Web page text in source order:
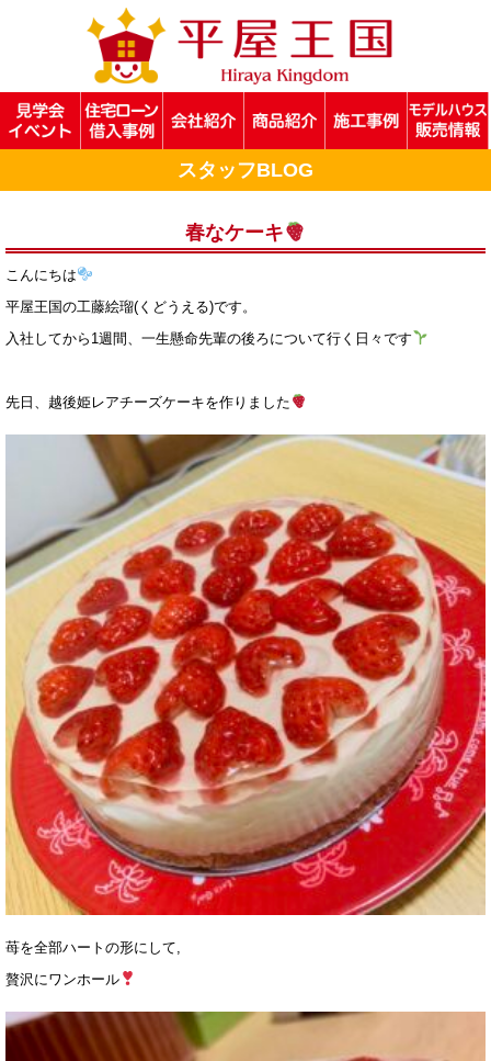
スタッフBLOG
春なケーキ
こんにちは
平屋王国の工藤絵瑠(くどうえる)です。
入社してから1週間、一生懸命先輩の後ろについて行く日々です
先日、越後姫レアチーズケーキを作りました
苺を全部ハートの形にして,
贅沢にワンホール